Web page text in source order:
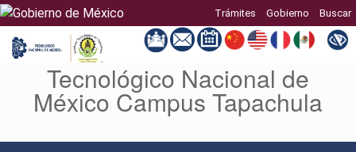
Trámites Gobierno Buscar
contenido
Tecnológico Nacional de
México Campus Tapachula